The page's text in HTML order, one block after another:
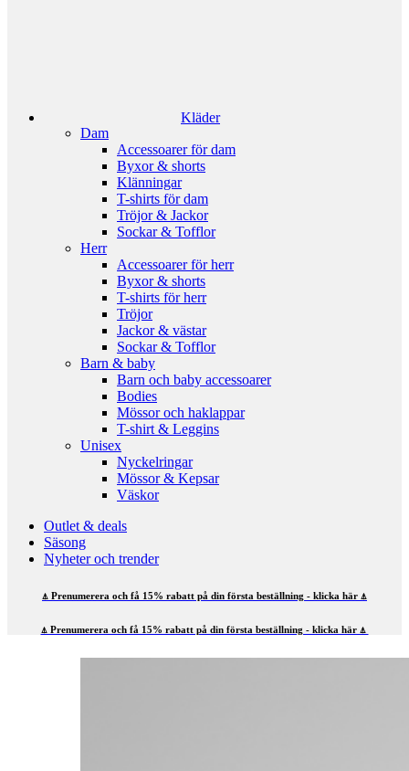
Kläder
Dam
Accessoarer för dam
Byxor & shorts
Klänningar
T-shirts för dam
Tröjor & Jackor
Sockar & Tofflor
Herr
Accessoarer för herr
Byxor & shorts
T-shirts för herr
Tröjor
Jackor & västar
Sockar & Tofflor
Barn & baby
Barn och baby accessoarer
Bodies
Mössor och haklappar
T-shirt & Leggins
Unisex
Nyckelringar
Mössor & Kepsar
Väskor
Outlet & deals
Säsong
Nyheter och trender
⍋ Prenumerera och få 15% rabatt på din första beställning - klicka här ⍋
⍋ Prenumerera och få 15% rabatt på din första beställning - klicka här ⍋